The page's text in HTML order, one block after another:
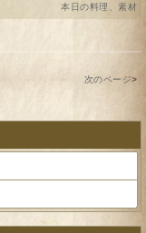
本日の料理、素材
次のページ>